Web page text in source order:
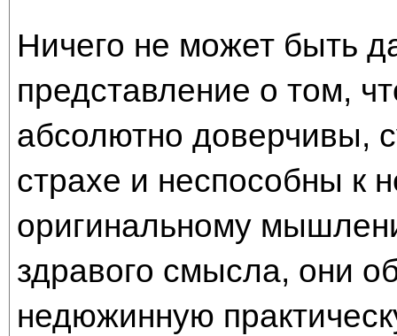
Ничего не может быть
представление о том,
абсолютно доверчивы,
страхе и неспособны к
оригинальному
здравого смысла, они
недюжинную